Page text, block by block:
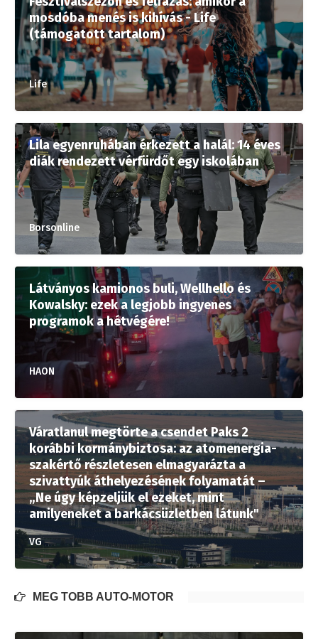
mosdóba menés is kihívás - Life
(támogatott tartalom)
Life
Lila egyenruhában érkezett a halál: 14 éves
diák rendezett vérfürdőt egy iskolában
Borsonline
Látványos kamionos buli, Wellhello és
Kowalsky: ezek a legjobb ingyenes
programok a hétvégére!
HAON
Váratlanul megtörte a csendet Paks 2
korábbi kormánybiztosa: az atomenergia-
szakértő részletesen elmagyarázta a
szivattyúk áthelyezésének folyamatát –
„Ne úgy képzeljük el ezeket, mint
amilyeneket a barkácsüzletben látunk"
VG
MÉG TÖBB AUTÓ-MOTOR